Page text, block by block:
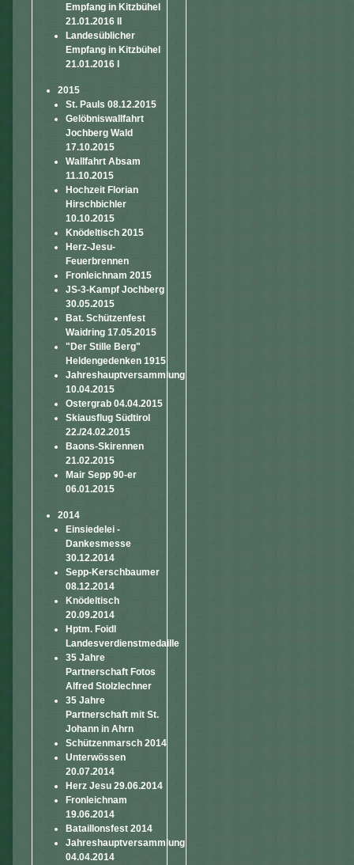
Empfang in Kitzbühel
21.01.2016 II
Landesüblicher
Empfang in Kitzbühel
21.01.2016 I
2015
St. Pauls 08.12.2015
Gelöbniswallfahrt
Jochberg Wald
17.10.2015
Wallfahrt Absam
11.10.2015
Hochzeit Florian
Hirschbichler
10.10.2015
Knödeltisch 2015
Herz-Jesu-
Feuerbrennen
Fronleichnam 2015
JS-3-Kampf Jochberg
30.05.2015
Bat. Schützenfest
Waidring 17.05.2015
"Der Stille Berg"
Heldengedenken 1915
Jahreshauptversammlung
10.04.2015
Ostergrab 04.04.2015
Skiausflug Südtirol
22./24.02.2015
Baons-Skirennen
21.02.2015
Mair Sepp 90-er
06.01.2015
2014
Einsiedelei -
Dankesmesse
30.12.2014
Sepp-Kerschbaumer
08.12.2014
Knödeltisch
20.09.2014
Hptm. Foidl
Landesverdienstmedaille
35 Jahre
Partnerschaft Fotos
Alfred Stolzlechner
35 Jahre
Partnerschaft mit St.
Johann in Ahrn
Schützenmarsch 2014
Unterwössen
20.07.2014
Herz Jesu 29.06.2014
Fronleichnam
19.06.2014
Bataillonsfest 2014
Jahreshauptversammlung
04.04.2014